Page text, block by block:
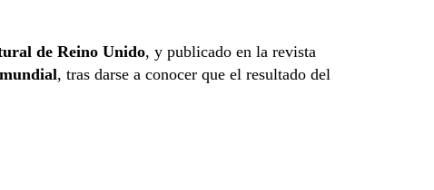
de Reino Unido, y publicado en la revista
, tras darse a conocer que el resultado del